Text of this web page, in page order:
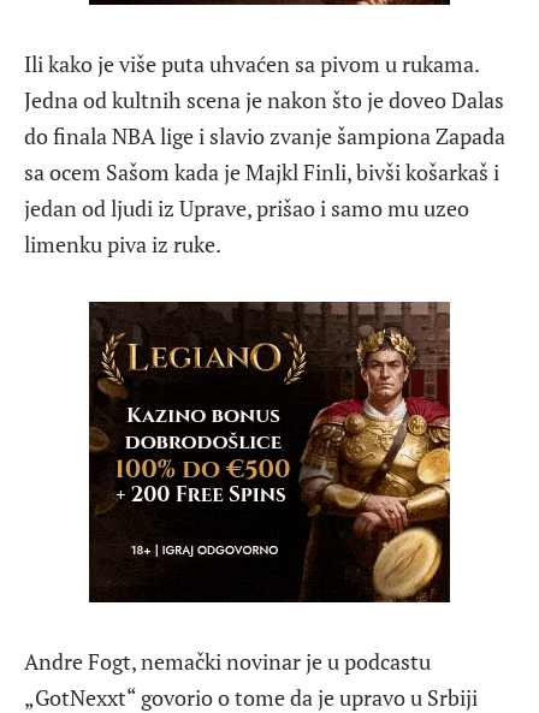
Ili kako je više puta uhvaćen sa pivom u rukama.
Jedna od kultnih scena je nakon što je doveo Dalas
do finala NBA lige i slavio zvanje šampiona Zapada
sa ocem Sašom kada je Majkl Finli, bivši košarkaš i
jedan od ljudi iz Uprave, prišao i samo mu uzeo
limenku piva iz ruke.
Andre Fogt, nemački novinar je u podcastu
„GotNexxt“ govorio o tome da je upravo u Srbiji